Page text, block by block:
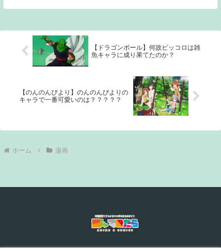
お茶子分解されて片腕失くしたりしてほし
【ドラゴンボール】何故ピッコロは雑
魚キャラに成り果てたのか？
【のんのんびより】のんのんびよりの
キャラで一番可愛いのは？？？？？
ホーム 漫画